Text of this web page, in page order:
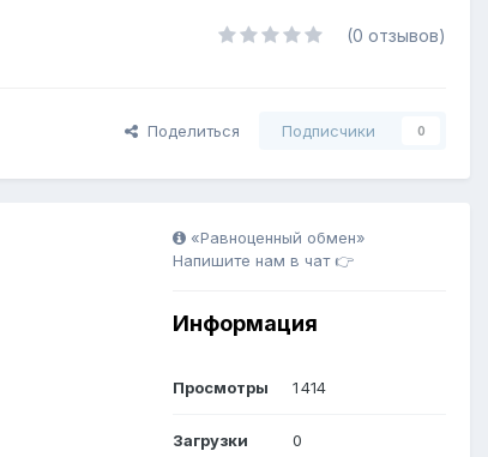
(0 отзывов)
Поделиться Подписчики 0
«Равноценный обмен»
Напишите нам в чат 👉
Информация
Просмотры 1 414
Загрузки 0